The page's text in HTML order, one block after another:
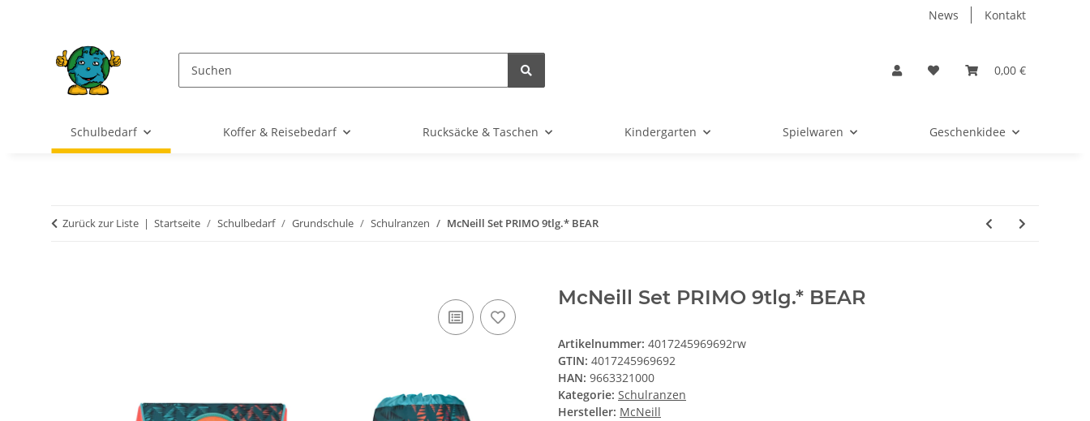
News Kontakt
0,00 €
Schulbedarf Koffer & Reisebedarf Rucksäcke & Taschen Kindergarten Spielwaren Geschenkidee
Zurück zur Liste Startseite Schulbedarf Grundschule Schulranzen McNeill Set PRIMO 9tlg.* BEAR
McNeill Set PRIMO 9tlg.* BEAR
Artikelnummer: 4017245969692rw
GTIN: 4017245969692
HAN: 9663321000
Kategorie: Schulranzen
Hersteller: McNeill